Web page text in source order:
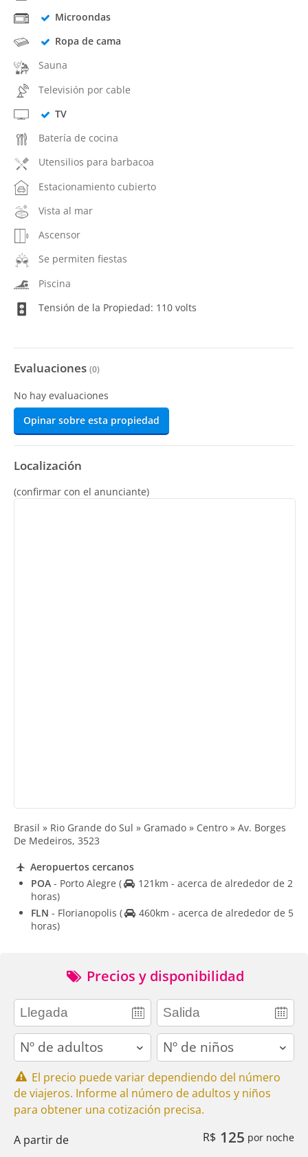
Microondas
Ropa de cama
Sauna
Televisión por cable
TV
Batería de cocina
Utensilios para barbacoa
Estacionamiento cubierto
Vista al mar
Ascensor
Se permiten fiestas
Piscina
Tensión de la Propiedad: 110 volts
Evaluaciones (0)
No hay evaluaciones
Opinar sobre esta propiedad
Localización
(confirmar con el anunciante)
Brasil » Rio Grande do Sul » Gramado » Centro » Av. Borges
De Medeiros, 3523
Aeropuertos cercanos
POA - Porto Alegre (
121km - acerca de alrededor de 2
horas)
FLN - Florianopolis (
460km - acerca de alrededor de 5
horas)
Precios y disponibilidad
adults children
El precio puede variar dependiendo del número
de viajeros. Informe al número de adultos y niños
para obtener una cotización precisa.
A partir de
R$ 125 por noche